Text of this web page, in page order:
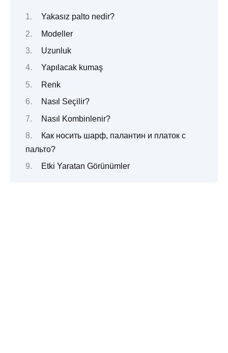
Yakasız palto nedir?
Modeller
Uzunluk
Yapılacak kumaş
Renk
Nasıl Seçilir?
Nasıl Kombinlenir?
Как носить шарф, палантин и платок с
пальто?
Etki Yaratan Görünümler